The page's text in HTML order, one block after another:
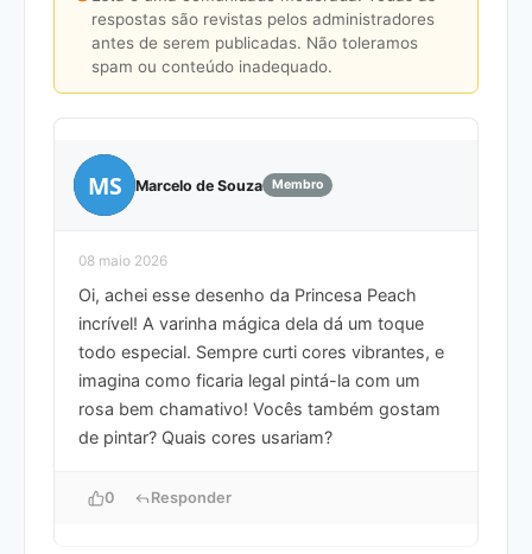
respostas são revistas pelos administradores
antes de serem publicadas. Não toleramos
spam ou conteúdo inadequado.
MS Marcelo de Souza Membro
08 maio 2026
Oi, achei esse desenho da Princesa Peach
incrível! A varinha mágica dela dá um toque
todo especial. Sempre curti cores vibrantes, e
imagina como ficaria legal pintá-la com um
rosa bem chamativo! Vocês também gostam
de pintar? Quais cores usariam?
0 Responder